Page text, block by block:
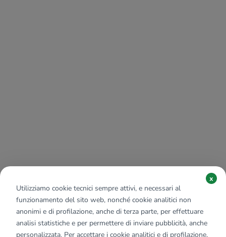
Utilizziamo cookie tecnici sempre attivi, e necessari al
funzionamento del sito web, nonché cookie analitici non
anonimi e di profilazione, anche di terza parte, per effettuare
analisi statistiche e per permettere di inviare pubblicità, anche
personalizzata. Per accettare i cookie analitici e di profilazione,
x